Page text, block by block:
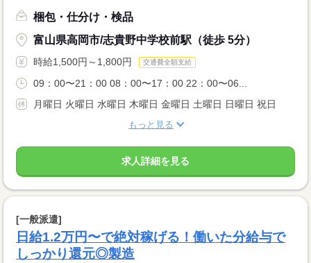
梱包・仕分け・検品
富山県高岡市/志貴野中学校前駅（徒歩 5分）
時給1,500円～1,800円 交通費全額支給
09：00〜21：00 08：00〜17：00 22：00〜06...
月曜日 火曜日 水曜日 木曜日 金曜日 土曜日 日曜日 祝日
もっと見る
求人詳細を見る
[一般派遣]
日給1.2万円〜で絶対稼げる！働いた分給与で
しっかり還元◎製造